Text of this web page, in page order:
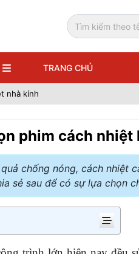
TRANG CHỦ
nhà kính
phim cách
chống nóng, cách nhiệt
sẻ sau để có sự lựa chọn